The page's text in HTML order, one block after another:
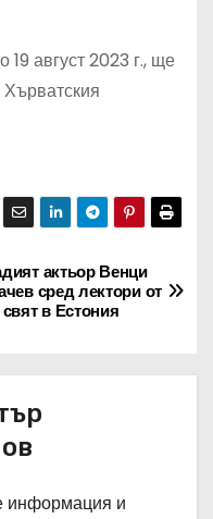
19 август 2023 г., ще
актьор Венци
сред лектори от
в Естония
информация и